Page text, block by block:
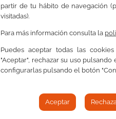
partir de tu hábito de navegación
visitadas).
Para más información consulta la
Puedes aceptar todas las
"Aceptar", rechazar su uso pulsando
configurarlas pulsando el botón
Aceptar